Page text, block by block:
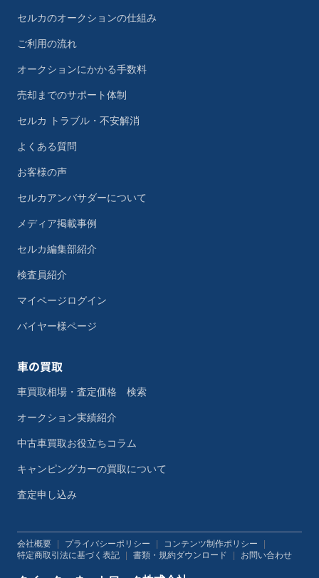
セルカのオークションの仕組み
ご利用の流れ
オークションにかかる手数料
売却までのサポート体制
セルカ トラブル・不安解消
よくある質問
お客様の声
セルカアンバサダーについて
メディア掲載事例
セルカ編集部紹介
検査員紹介
マイページログイン
バイヤー様ページ
車の買取
車買取相場・査定価格 検索
オークション実績紹介
中古車買取お役立ちコラム
キャンピングカーの買取について
査定申し込み
会社概要 プライバシーポリシー コンテンツ制作ポリシー
特定商取引法に基づく表記
書類・規約ダウンロード お問い合わせ